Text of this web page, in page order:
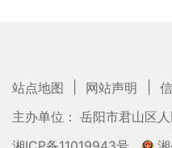
站点地图 网站声明
主办单位： 岳阳市君山区